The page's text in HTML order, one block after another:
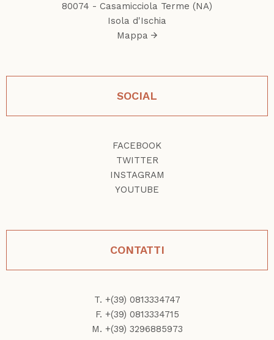
80074 - Casamicciola Terme (NA)
Isola d'Ischia
Mappa
SOCIAL
FACEBOOK
TWITTER
INSTAGRAM
YOUTUBE
CONTATTI
T. +(39) 0813334747
F. +(39) 0813334715
M. +(39) 3296885973